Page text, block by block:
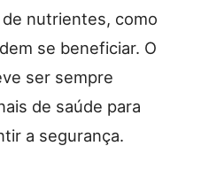
nutrientes, como
se beneficiar. O
ser sempre
de saúde para
a segurança.